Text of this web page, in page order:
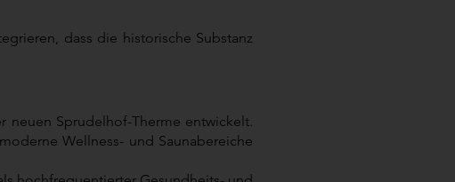
dass die historische Substanz
neuen Sprudelhof-Therme entwickelt.
Wellness- und Saunabereiche